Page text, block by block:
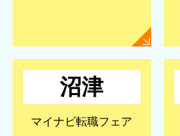
沼津
マイナビ転職フェア